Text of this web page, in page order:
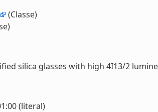
(Classe)
silica glasses with high 4I13/2
(literal)